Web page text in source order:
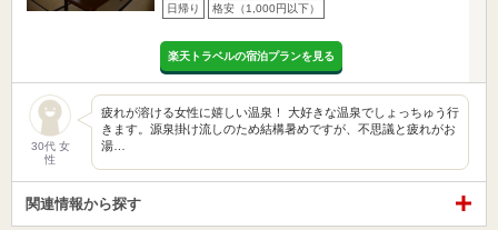
日帰り 格安（1,000円以下）
楽天トラベルの宿泊プランを見る
30代 女
性
疲れが溶ける女性に嬉しい温泉！ 大好きな温泉でしょっちゅう行
きます。源泉掛け流しのため結構暑めですが、不思議と疲れがお
湯…
関連情報から探す